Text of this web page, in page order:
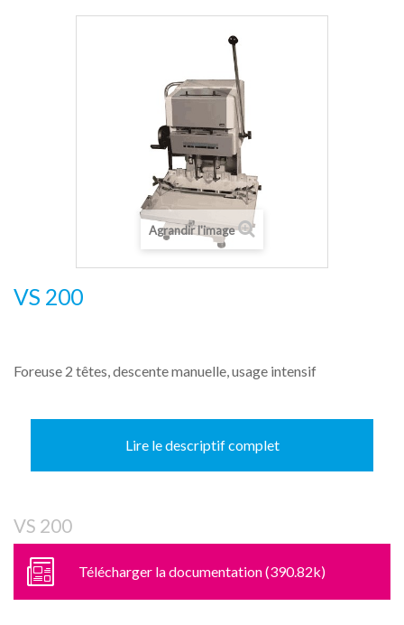
Agrandir l'image
VS 200
Foreuse 2 têtes, descente manuelle, usage intensif
Lire le descriptif complet
VS 200
Télécharger la documentation (390.82k)